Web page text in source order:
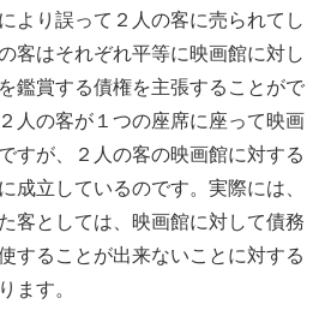
より誤って２人の客に売られてし
客はそれぞれ平等に映画館に対し
鑑賞する債権を主張することがで
人の客が１つの座席に座って映画
すが、２人の客の映画館に対する
成立しているのです。実際には、
客としては、映画館に対して債務
することが出来ないことに対する
ます。